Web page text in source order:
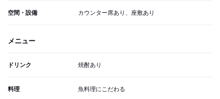
空間・設備 カウンター席あり、座敷あり
メニュー
ドリンク 焼酎あり
料理 魚料理にこだわる